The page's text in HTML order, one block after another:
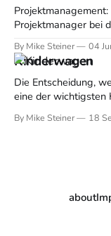
Projektmanagement:
Projektmanager bei
Projektmanagement
besonderen
By Mike Steiner 04
Kinderwagen
Die Entscheidung,
eine der wichtigsten
zu sein, daher will
By Mike Steiner 18
about